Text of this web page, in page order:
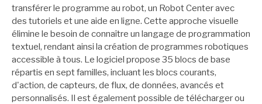
transférer le programme au robot, un Robot Center avec
des tutoriels et une aide en ligne. Cette approche visuelle
élimine le besoin de connaître un langage de programmation
textuel, rendant ainsi la création de programmes robotiques
accessible à tous. Le logiciel propose 35 blocs de base
répartis en sept familles, incluant les blocs courants,
d'action, de capteurs, de flux, de données, avancés et
personnalisés. Il est également possible de télécharger ou